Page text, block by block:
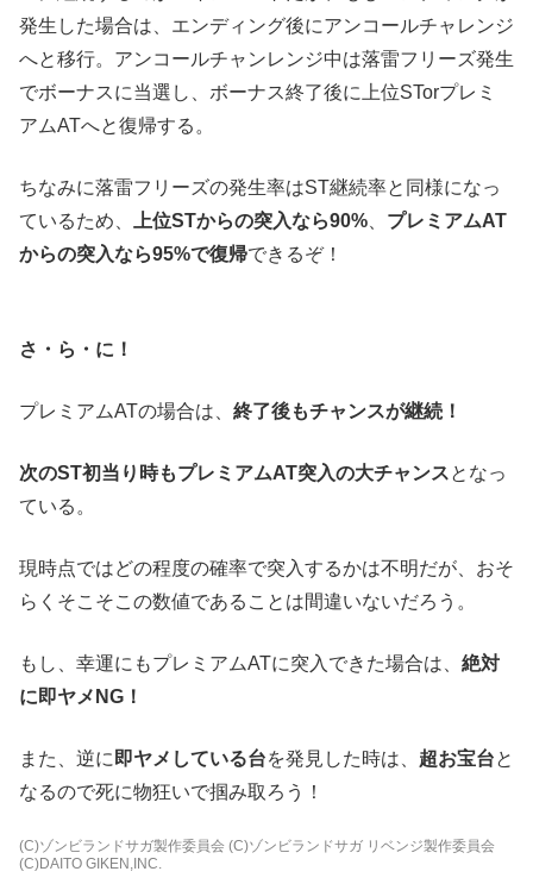
発生した場合は、エンディング後にアンコールチャレンジ
へと移行。アンコールチャンレンジ中は落雷フリーズ発生
でボーナスに当選し、ボーナス終了後に上位STorプレミ
アムATへと復帰する。
ちなみに落雷フリーズの発生率はST継続率と同様になっ
ているため、
上位STからの突入なら90%
プレミアムAT
からの突入なら95%で復帰できるぞ！
さ・ら・に！
プレミアムATの場合は、 終了後もチャンスが継続！
次のST初当り時もプレミアムAT突入の大チャンスとなっ
ている。
現時点ではどの程度の確率で突入するかは不明だが、おそ
らくそこそこの数値であることは間違いないだろう。
もし、幸運にもプレミアムATに突入できた場合は、 絶対
に即ヤメNG！
また、逆に 即ヤメしている台を発見した時は、 超お宝台と
なるので死に物狂いで掴み取ろう！
(C)ゾンビランドサガ製作委員会 (C)ゾンビランドサガ リベンジ製作委員会
(C)DAITO GIKEN,INC.